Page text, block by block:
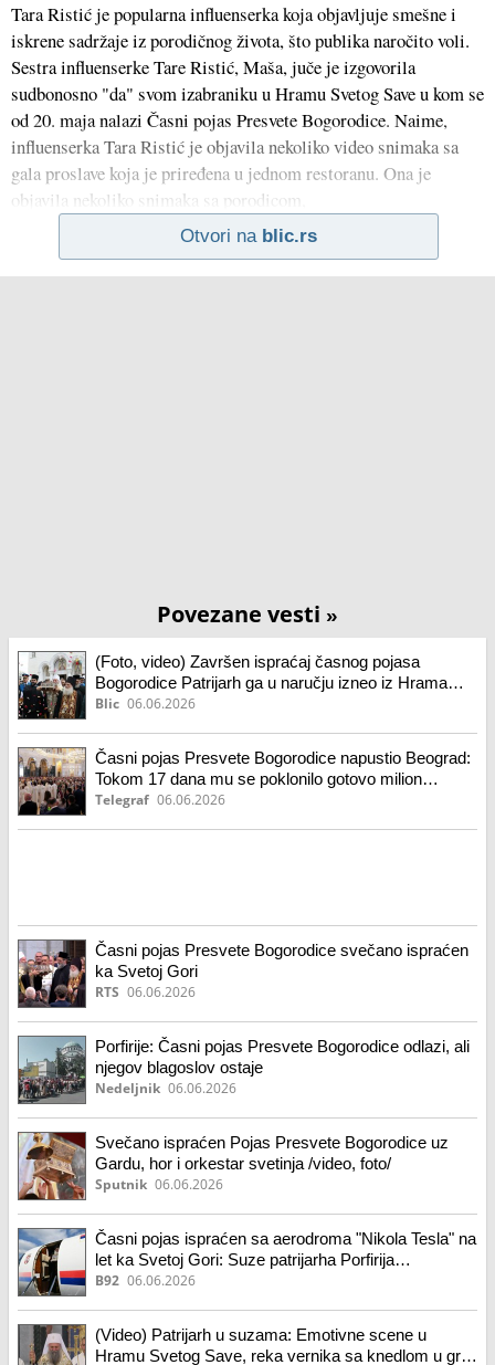
Tara Ristić je popularna influenserka koja objavljuje smešne i
iskrene sadržaje iz porodičnog života, što publika naročito voli.
Sestra influenserke Tare Ristić, Maša, juče je izgovorila
sudbonosno "da" svom izabraniku u Hramu Svetog Save u kom se
od 20. maja nalazi Časni pojas Presvete Bogorodice. Naime,
influenserka Tara Ristić je objavila nekoliko video snimaka sa
gala proslave koja je priređena u jednom restoranu. Ona je
objavila nekoliko snimaka sa porodicom,
Otvori na blic.rs
Povezane vesti »
(Foto, video) Završen ispraćaj časnog pojasa
Bogorodice Patrijarh ga u naručju izneo iz Hrama
Svetog Save, narod išao za njim i grcao u suzama
Blic 06.06.2026
Časni pojas Presvete Bogorodice napustio Beograd:
Tokom 17 dana mu se poklonilo gotovo milion
vernika!
Telegraf 06.06.2026
Časni pojas Presvete Bogorodice svečano ispraćen
ka Svetoj Gori
RTS 06.06.2026
Porfirije: Časni pojas Presvete Bogorodice odlazi, ali
njegov blagoslov ostaje
Nedeljnik 06.06.2026
Svečano ispraćen Pojas Presvete Bogorodice uz
Gardu, hor i orkestar svetinja /video, foto/
Sputnik 06.06.2026
Časni pojas ispraćen sa aerodroma "Nikola Tesla" na
let ka Svetoj Gori: Suze patrijarha Porfirija
FOTO/VIDEO
B92 06.06.2026
(Video) Patrijarh u suzama: Emotivne scene u
Hramu Svetog Save, reka vernika sa knedlom u grlu